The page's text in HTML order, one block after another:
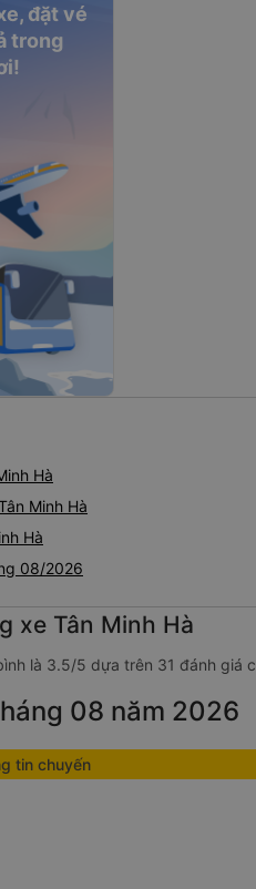
đặt vé
trong
Hà
Minh Hà
Hà
08/2026
xe Tân Minh Hà
là 3.5/5 dựa trên 31 đánh giá
08 năm 2026
tin chuyến